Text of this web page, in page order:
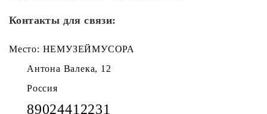
Контакты для связи:
Место: НЕМУЗЕЙМУСОРА
Антона Валека, 12
Россия
89024412231